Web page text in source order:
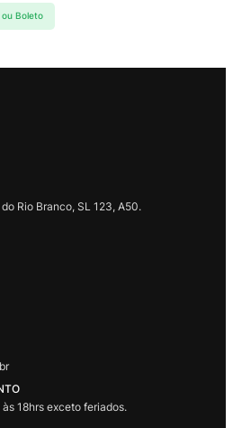
Boleto
Rio Branco, SL 123, A50.
18hrs exceto feriados.